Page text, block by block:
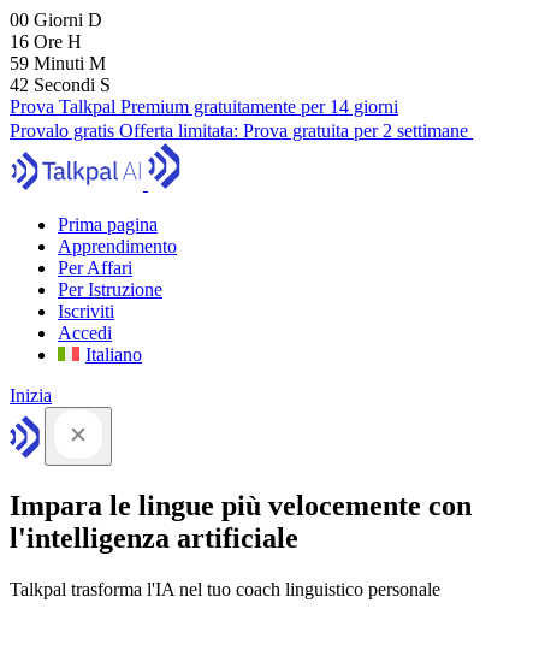
00 Giorni D
16 Ore H
59 Minuti M
41 Secondi S
Prova Talkpal Premium gratuitamente per 14 giorni
Provalo gratis Offerta limitata: Prova gratuita per 2 settimane
Prima pagina
Apprendimento
Per Affari
Per Istruzione
Iscriviti
Accedi
Italiano
Inizia
Impara le lingue più velocemente con
l'intelligenza artificiale
Talkpal trasforma l'IA nel tuo coach linguistico personale